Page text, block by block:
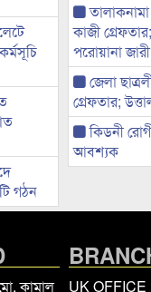
গঠন
তালাকনামা
কাজী
পরোয়ানা জারী
জেলা
গ্রেফতার;
কিডনী
আবশ্যক
কামাল UK OFFICE